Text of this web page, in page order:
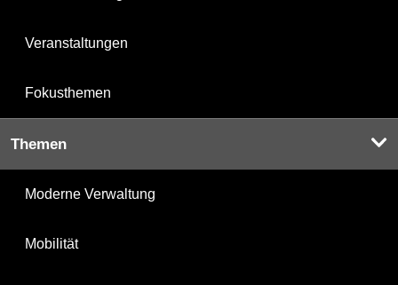
Veranstaltungen
Fokusthemen
Themen
Moderne Verwaltung
Mobilität